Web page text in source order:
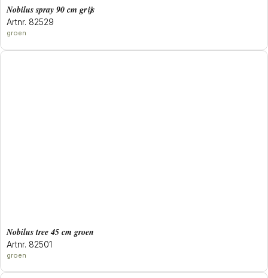
Nobilus spray 90 cm grijs
Artnr. 82529
groen
Nobilus tree 45 cm groen
Artnr. 82501
groen